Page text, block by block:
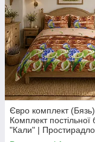
Євро комплект
Комплект постільної
"Кали" | Простирадло
230х210 см